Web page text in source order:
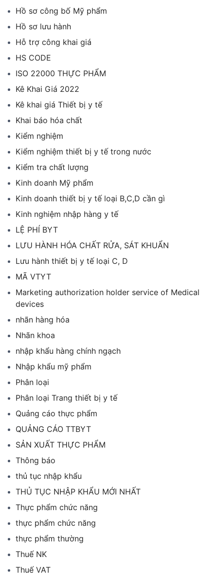
Hồ sơ công bố Mỹ phẩm
Hồ sơ lưu hành
Hỗ trợ công khai giá
HS CODE
ISO 22000 THỰC PHẨM
Kê Khai Giá 2022
Kê khai giá Thiết bị y tế
Khai báo hóa chất
Kiểm nghiệm
Kiểm nghiệm thiết bị y tế trong nước
Kiểm tra chất lượng
Kinh doanh Mỹ phẩm
Kinh doanh thiết bị y tế loại B,C,D cần gì
Kinh nghiệm nhập hàng y tế
LỆ PHÍ BYT
LƯU HÀNH HÓA CHẤT RỬA, SÁT KHUẨN
Lưu hành thiết bị y tế loại C, D
MÃ VTYT
Marketing authorization holder service of Medical
devices
nhãn hàng hóa
Nhãn khoa
nhập khẩu hàng chính ngạch
Nhập khẩu mỹ phẩm
Phân loại
Phân loại Trang thiết bị y tế
Quảng cáo thực phẩm
QUẢNG CÁO TTBYT
SẢN XUẤT THỰC PHẨM
Thông báo
thủ tục nhập khẩu
THỦ TỤC NHẬP KHẨU MỚI NHẤT
Thực phẩm chức năng
thực phẩm chức năng
thực phẩm thường
Thuế NK
Thuế VAT